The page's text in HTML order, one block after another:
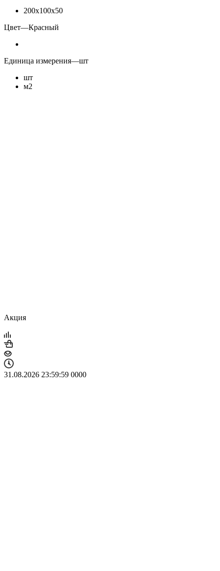
200х100х50
Цвет—Красный
Единица измерения—шт
шт
м2
Акция
31.08.2026 23:59:59 0000